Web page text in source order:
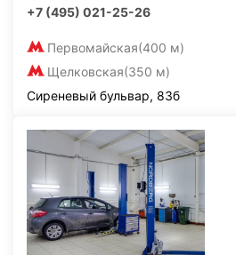
+7 (495) 021-25-26
Первомайская(400 м)
Щелковская(350 м)
Сиреневый бульвар, 83б